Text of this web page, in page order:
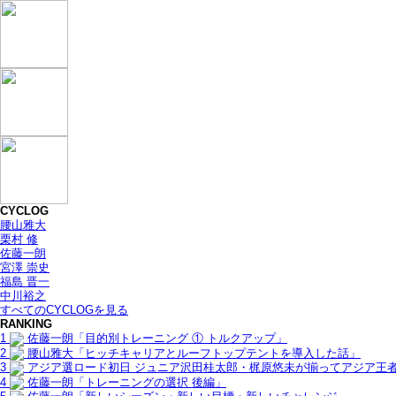
CYCLOG
腰山雅大
栗村 修
佐藤一朗
宮澤 崇史
福島 晋一
中川裕之
すべてのCYCLOGを見る
RANKING
1
佐藤一朗「目的別トレーニング ① トルクアップ」
2
腰山雅大「ヒッチキャリアとルーフトップテントを導入した話」
3
アジア選ロード初日 ジュニア沢田桂太郎・梶原悠未が揃ってアジア王
4
佐藤一朗「トレーニングの選択 後編」